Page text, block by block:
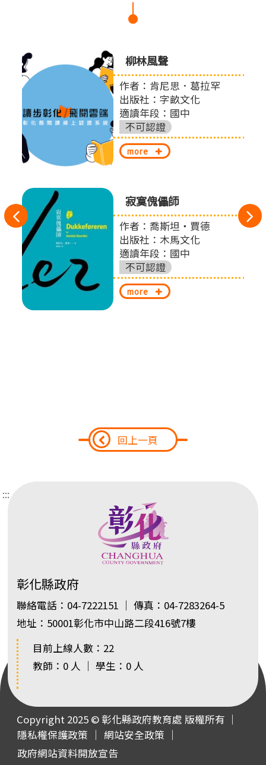
往
左
切
換
柳林風聲
作者：肯尼思．葛拉罕
出版社：字畝文化
適讀年段：國中
不可認證
more
寂寞傀儡師
作者：喬斯坦‧賈德
出版社：木馬文化
適讀年段：國中
不可認證
more
回上一頁
:::
彰化縣政府
聯絡電話：04-7222151 ｜ 傳真：04-7283264-5
地址：50001彰化市中山路二段416號7樓
目前上線人數：22
教師：0 人 ｜ 學生：0 人
Copyright 2025 © 彰化縣政府教育處 版權所有 ｜
隱私權保護政策 ｜ 網站安全政策 ｜
政府網站資料開放宣告